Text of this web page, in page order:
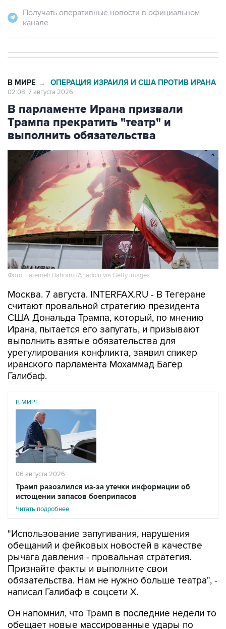
Получать оперативные новости в официальном
канале
В МИРЕ → ОПЕРАЦИЯ ИЗРАИЛЯ И США ПРОТИВ ИРАНА
02:08, 7 августа 2026
В парламенте Ирана призвали
Трампа прекратить "театр" и
выполнить обязательства
Фото: Fatemeh Bahrami/Anadolu via Getty Images
Москва. 7 августа. INTERFAX.RU - В Тегеране
считают провальной стратегию президента
США Дональда Трампа, который, по мнению
Ирана, пытается его запугать, и призывают
выполнить взятые обязательства для
урегулирования конфликта, заявил спикер
иранского парламента Мохаммад Багер
Галибаф.
В МИРЕ
06 августа 2026
Трамп разозлился из-за утечки информации об
истощении запасов боеприпасов
Читать подробнее
"Использование запугивания, нарушения
обещаний и фейковых новостей в качестве
рычага давления - провальная стратегия.
Признайте факты и выполните свои
обязательства. Нам не нужно больше театра", -
написал Галибаф в соцсети X.
Он напомнил, что Трамп в последние недели то
обещает новые массированные удары по